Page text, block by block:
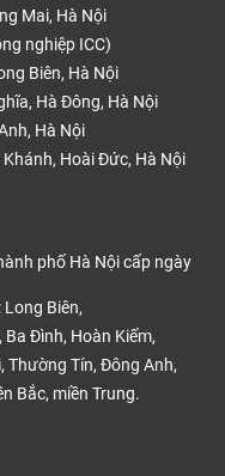
Mai, Hà Nội
nghiệp ICC)
Biên, Hà Nội
Hà Đông, Hà Nội
Hà Nội
Hoài Đức, Hà Nội
phố Hà Nội cấp ngày
Biên,
Đình, Hoàn Kiếm,
Thường Tín, Đông Anh,
Bắc, miền Trung.